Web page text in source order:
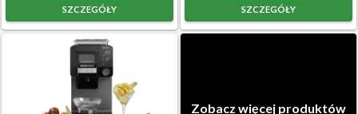
SZCZEGÓŁY SZCZEGÓŁY
Zobacz więcej produktów